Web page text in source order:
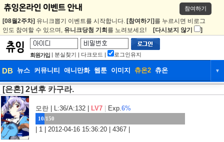
참여하기
[08월2주차] 유니크뽑기 이벤트를 시작합니다. [참여하기] 를 누르시면 비로그
인도 참여할 수 있으며, 유니크당첨 기회 를 노려보세요! [다시보지 않기 ]
회원가입 | 분실찾기 | 다크모드 | 로그인유지
DB 뉴스 커뮤니티 애니만화 웹툰 이미지 츄온2 츄온 ▼
DB
웹툰 이미지
[은혼] 2년후 카구라.
모란 | L:36/A:132 | LV7 Exp.6%
10/150
| 1 | 2012-04-16 15:36:20 | 4367 |